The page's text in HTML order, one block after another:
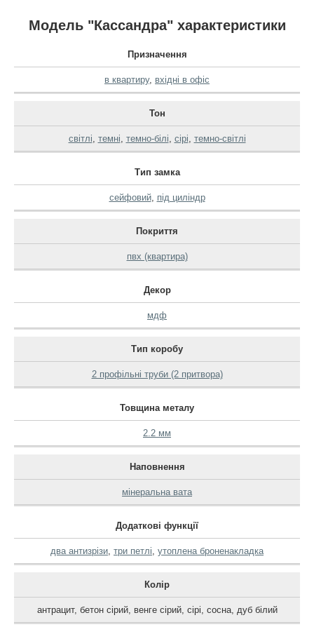
Модель "Кассандра" характеристики
Призначення
в квартиру, вхідні в офіс
Тон
світлі темні темно-білі сірі темно-світлі
Тип замка
сейфовий, під циліндр
Покриття
пвх (квартира)
Декор
мдф
Тип коробу
2 профільні труби (2 притвора)
Товщина металу
2.2 мм
Наповнення
мінеральна вата
Додаткові функції
два антизрізи три петлі утоплена броненакладка
Колір
антрацит, бетон сірий, венге сірий, сірі сосна, дуб білий